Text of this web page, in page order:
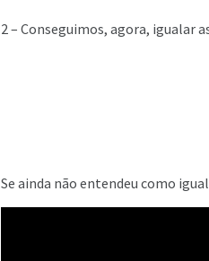
2 – Conseguimos, agora, igualar
Se ainda não entendeu como